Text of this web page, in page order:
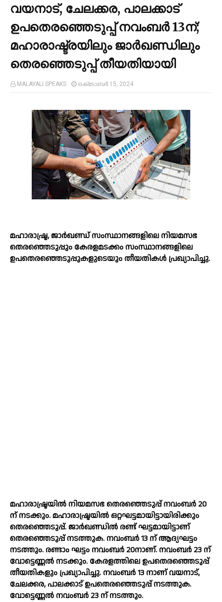
വയനാട്, ചേലക്കര, പാലക്കാട്
ഉപതെരഞ്ഞെടുപ്പ് നവംബര്‍ 13ന്;
മഹാരാഷ്ട്രയിലും ജാര്‍ഖണ്ഡിലും
തെരഞ്ഞെടുപ്പ് തീയതിയായി
MALAYALI SPEAKS ഒക്‌ടോബർ 15, 2024
മഹാരാഷ്ട്ര, ജാർഖണ്ഡ് സംസ്ഥാനങ്ങളിലെ നിയമസഭ
തെരഞ്ഞെടുപ്പും കേരളമടക്കം സംസ്ഥാനങ്ങളിലെ
ഉപതെരഞ്ഞെടുപ്പുകളുടെയും തീയതികള്‍ പ്രഖ്യാപിച്ചു.
മഹാരാഷ്ട്രയില്‍ നിയമസഭ തെരഞ്ഞെടുപ്പ് നവംബര്‍ 20
ന് നടക്കും. മഹാരാഷ്ട്രയില്‍ ഒറ്റഘട്ടമായിട്ടായിരിക്കും
തെരഞ്ഞെടുപ്പ്. ജാര്‍ഖണ്ഡില്‍ രണ്ട് ഘട്ടമായിട്ടാണ്
തെരഞ്ഞെടുപ്പ് നടത്തുക. നവംബര്‍ 13 ന് ആദ്യഘട്ടം
നടത്തും. രണ്ടാം ഘട്ടം നവംബര്‍ 20നാണ്. നവംബര്‍ 23 ന്
വോട്ടെണ്ണല്‍ നടക്കും. കേരളത്തിലെ ഉപതെരഞ്ഞെടുപ്പ്
തീയതികളും പ്രഖ്യാപിച്ചു. നവംബര്‍ 13 നാണ് വയനാട്,
ചേലക്കര, പാലക്കാട് ഉപതെരഞ്ഞെടുപ്പ് നടത്തുക.
വോട്ടെണ്ണല്‍ നവംബര്‍ 23 ന് നടത്തും.